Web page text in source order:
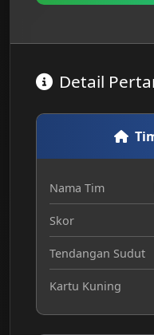
Detail
Nama Tim
Skor
Tendangan Sudut
Kartu Kuning